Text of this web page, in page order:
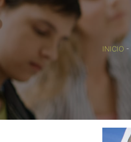
INICIO -